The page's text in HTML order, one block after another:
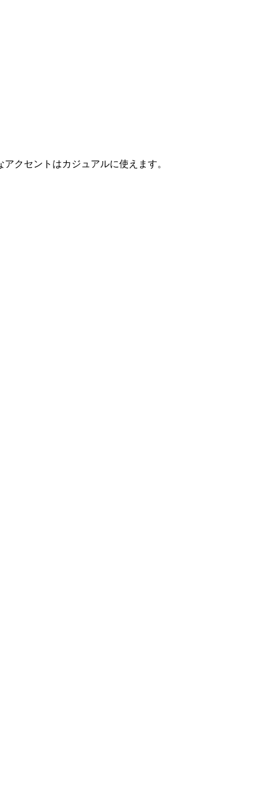
クセントはカジュアルに使えます。